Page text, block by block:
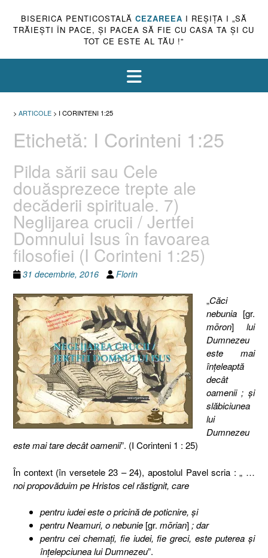
BISERICA PENTICOSTALĂ CEZAREEA I REŞIŢA I „SĂ
TRĂIEŞTI ÎN PACE, ŞI PACEA SĂ FIE CU CASA TA ŞI CU
TOT CE ESTE AL TĂU !”
> ARTICOLE > I CORINTENI 1:25
Etichetă: I Corinteni 1:25
Pilda sării sau Cele
douăsprezece trepte ale
decăderii spirituale. 7)
Neglijarea crucii / Jertfei
Domnului Isus în favoarea
filosofiei (I Corinteni 1:25)
31 decembrie, 2016 Florin
„Căci
nebunia[gr.
mōron] lui
Dumnezeu
este mai
înţeleaptă
decât
oamenii ; şi
slăbiciunea
lui
Dumnezeu
este mai tare decât oamenii”. (I Corinteni 1 : 25)
În context (în versetele 23 – 24), apostolul Pavel scria : „ …
noi propovăduim pe Hristos cel răstignit, care
pentru iudei este o pricină de poticnire, şi
pentru Neamuri, o nebunie [gr. mōrian]; dar
pentru cei chemaţi, fie iudei, fie greci, este puterea şi
înţelepciunea lui Dumnezeu”.